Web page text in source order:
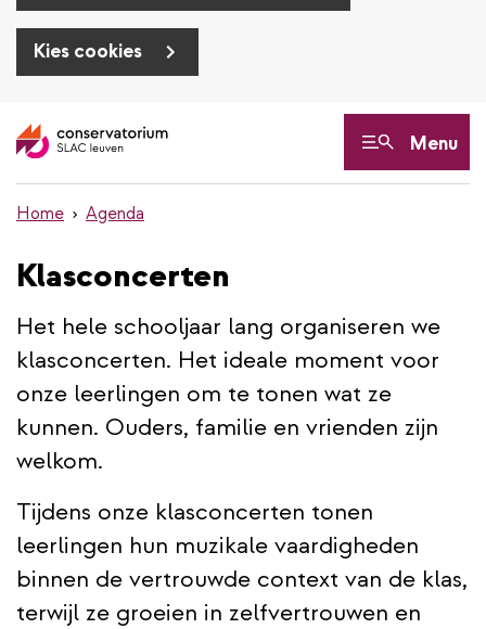
Kies cookies
en
inhoud
Menu
Home Agenda
Klasconcerten
Het hele schooljaar lang organiseren we
klasconcerten. Het ideale moment voor
onze leerlingen om te tonen wat ze
kunnen. Ouders, familie en vrienden zijn
welkom.
Tijdens onze klasconcerten tonen
leerlingen hun muzikale vaardigheden
binnen de vertrouwde context van de klas,
terwijl ze groeien in zelfvertrouwen en